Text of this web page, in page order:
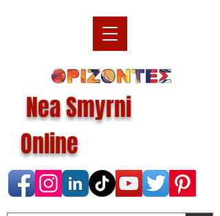
Nea Smyrni
Online